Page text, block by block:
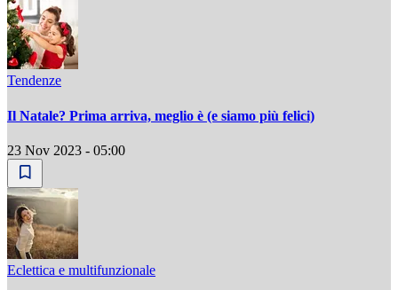
Tendenze
Il Natale? Prima arriva, meglio è (e siamo più felici)
23 Nov 2023 - 05:00
Eclettica e multifunzionale